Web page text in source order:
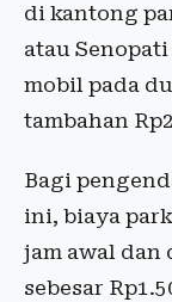
di kantong
atau
mobil pada
tambahan
Bagi
ini, biaya
jam awal dan
sebesar